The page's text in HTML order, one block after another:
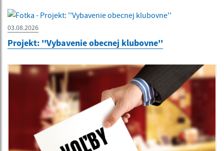
03.08.2026
Projekt: ''Vybavenie obecnej klubovne''